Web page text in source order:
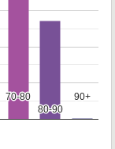
70-80
70-80
80-90
80-90
90+
90+